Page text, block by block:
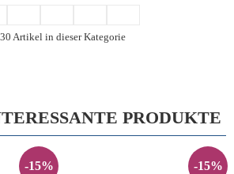
Artikel in dieser Kategorie
PRODUKTE
-15% -15%